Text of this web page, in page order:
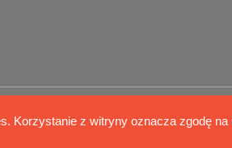
Korzystanie z witryny oznacza zgodę